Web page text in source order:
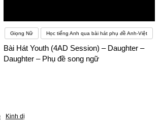
Giọng Nữ Học tiếng Anh qua bài hát phụ đề Anh-Việt
Bài Hát Youth (4AD Session) – Daughter –
Daughter – Phụ đề song ngữ
Kinh dị